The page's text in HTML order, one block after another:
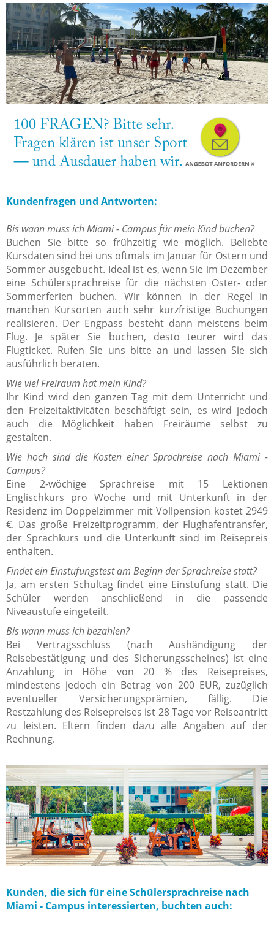
Kundenfragen und Antworten:
Bis wann muss ich Miami - Campus für mein Kind buchen?
Buchen Sie bitte so frühzeitig wie möglich. Beliebte
Kursdaten sind bei uns oftmals im Januar für Ostern und
Sommer ausgebucht. Ideal ist es, wenn Sie im Dezember
eine Schülersprachreise für die nächsten Oster- oder
Sommerferien buchen. Wir können in der Regel in
manchen Kursorten auch sehr kurzfristige Buchungen
realisieren. Der Engpass besteht dann meistens beim
Flug. Je später Sie buchen, desto teurer wird das
Flugticket. Rufen Sie uns bitte an und lassen Sie sich
ausführlich beraten.
Wie viel Freiraum hat mein Kind?
Ihr Kind wird den ganzen Tag mit dem Unterricht und
den Freizeitaktivitäten beschäftigt sein, es wird jedoch
auch die Möglichkeit haben Freiräume selbst zu
gestalten.
Wie hoch sind die Kosten einer Sprachreise nach Miami -
Campus?
Eine 2-wöchige Sprachreise mit 15 Lektionen
Englischkurs pro Woche und mit Unterkunft in der
Residenz im Doppelzimmer mit Vollpension kostet 2949
€. Das große Freizeitprogramm, der Flughafentransfer,
der Sprachkurs und die Unterkunft sind im Reisepreis
enthalten.
Findet ein Einstufungstest am Beginn der Sprachreise statt?
Ja, am ersten Schultag findet eine Einstufung statt. Die
Schüler werden anschließend in die passende
Niveaustufe eingeteilt.
Bis wann muss ich bezahlen?
Bei Vertragsschluss (nach Aushändigung der
Reisebestätigung und des Sicherungsscheines) ist eine
Anzahlung in Höhe von 20 % des Reisepreises,
mindestens jedoch ein Betrag von 200 EUR, zuzüglich
eventueller Versicherungsprämien, fällig. Die
Restzahlung des Reisepreises ist 28 Tage vor Reiseantritt
zu leisten. Eltern finden dazu alle Angaben auf der
Rechnung.
Kunden, die sich für eine Schülersprachreise nach
Miami - Campus interessierten, buchten auch: